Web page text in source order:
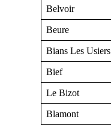
Belvoir
Beure
Bians Les Usiers
Bief
Le Bizot
Blamont